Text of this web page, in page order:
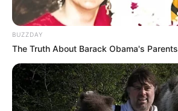
BUZZDAY
The Truth About Barack Obama's